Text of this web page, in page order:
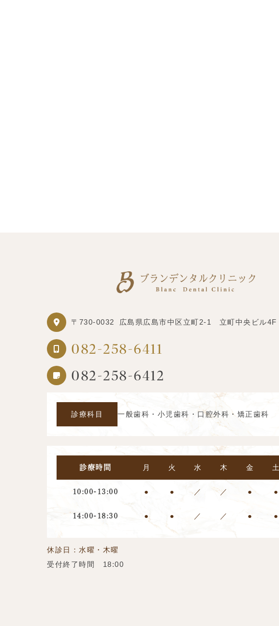
〒730-0032 広島県広島市中区立町2-1 立町中央ビル4F
082-258-6411
082-258-6412
診療科目 一般歯科・小児歯科・口腔外科・矯正歯科
診療時間 月 火 水 木 金 土
10:00-13:00 ● ● ／ ／ ● ●
14:00-18:30 ● ● ／ ／ ● ●
休診日：水曜・木曜
受付終了時間 18:00